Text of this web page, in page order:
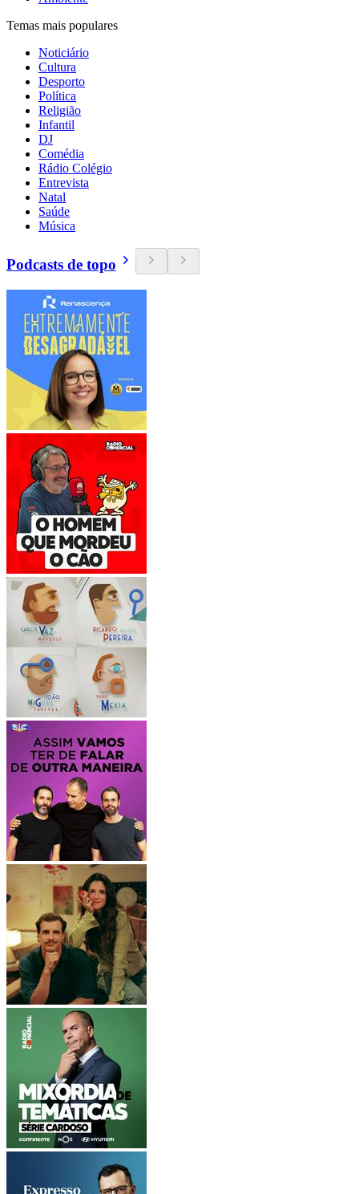
Temas mais populares
Noticiário
Cultura
Desporto
Política
Religião
Infantil
DJ
Comédia
Rádio Colégio
Entrevista
Natal
Saúde
Música
Podcasts de topo